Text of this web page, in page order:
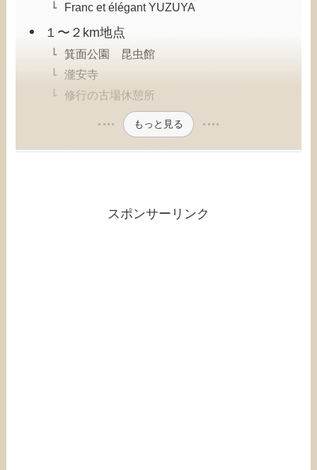
Franc et élégant YUZUYA
１〜２km地点
箕面公園 昆虫館
瀧安寺
修行の古場休憩所
もっと見る
スポンサーリンク